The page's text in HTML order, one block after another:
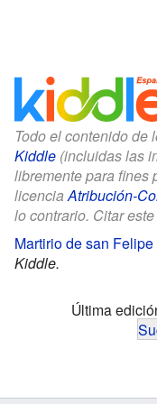
Todo el contenido de
Kiddle (incluidas las
libremente para fines
licenciaAtribución-
lo contrario. Citar
Martirio de san
Kiddle.
Última